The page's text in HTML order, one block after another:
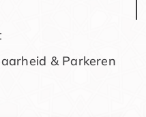
& Parkeren